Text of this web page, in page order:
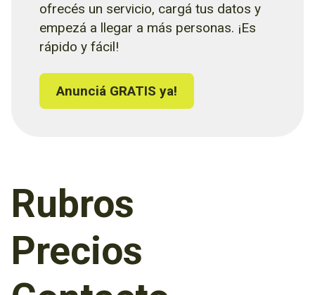
ofrecés un servicio, cargá tus datos y
empezá a llegar a más personas. ¡Es
rápido y fácil!
Anunciá GRATIS ya!
Rubros
Precios